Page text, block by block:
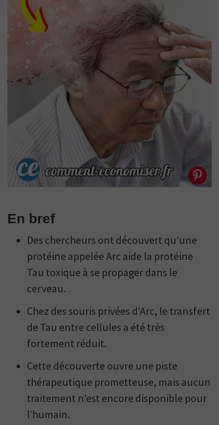
En bref
Des chercheurs ont découvert qu’une
protéine appelée Arc aide la protéine
Tau toxique à se propager dans le
cerveau.
Chez des souris privées d’Arc, le transfert
de Tau entre cellules a été très
fortement réduit.
Cette découverte ouvre une piste
thérapeutique prometteuse, mais aucun
traitement n’est encore disponible pour
l’humain.